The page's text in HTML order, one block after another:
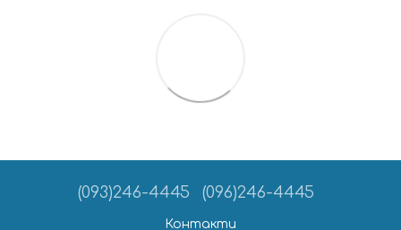
(093)246-4445 (096)246-4445
Контакти